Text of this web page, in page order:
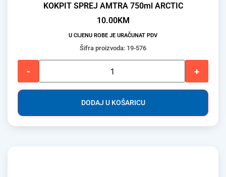
KOKPIT SPREJ AMTRA 750ml ARCTIC
10.00KM
U CIJENU ROBE JE URAČUNAT PDV
Šifra proizvoda: 19-576
- +
DODAJ U KOŠARICU